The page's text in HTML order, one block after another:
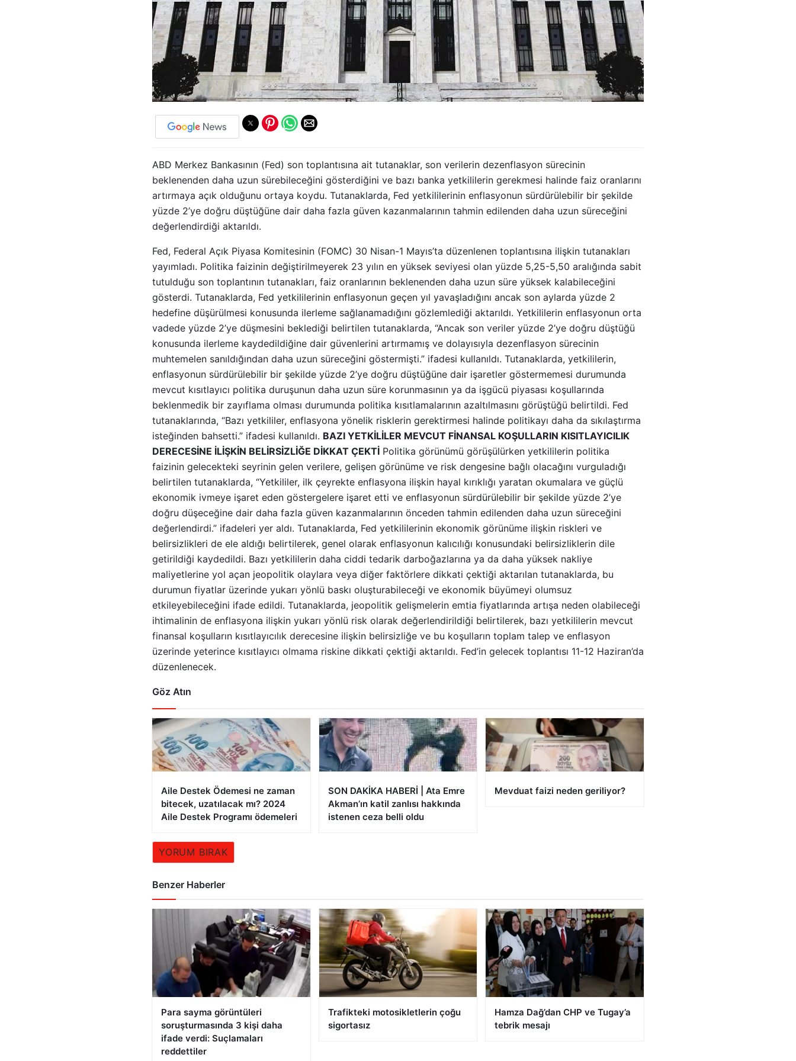
ABD Merkez Bankasının (Fed) son toplantısına ait tutanaklar, son verilerin dezenflasyon sürecinin
beklenenden daha uzun sürebileceğini gösterdiğini ve bazı banka yetkililerin gerekmesi halinde faiz oranlarını
artırmaya açık olduğunu ortaya koydu. Tutanaklarda, Fed yetkililerinin enflasyonun sürdürülebilir bir şekilde
yüzde 2’ye doğru düştüğüne dair daha fazla güven kazanmalarının tahmin edilenden daha uzun süreceğini
değerlendirdiği aktarıldı.
Fed, Federal Açık Piyasa Komitesinin (FOMC) 30 Nisan-1 Mayıs’ta düzenlenen toplantısına ilişkin tutanakları
yayımladı. Politika faizinin değiştirilmeyerek 23 yılın en yüksek seviyesi olan yüzde 5,25-5,50 aralığında sabit
tutulduğu son toplantının tutanakları, faiz oranlarının beklenenden daha uzun süre yüksek kalabileceğini
gösterdi. Tutanaklarda, Fed yetkililerinin enflasyonun geçen yıl yavaşladığını ancak son aylarda yüzde 2
hedefine düşürülmesi konusunda ilerleme sağlanamadığını gözlemlediği aktarıldı. Yetkililerin enflasyonun orta
vadede yüzde 2’ye düşmesini beklediği belirtilen tutanaklarda, “Ancak son veriler yüzde 2’ye doğru düştüğü
konusunda ilerleme kaydedildiğine dair güvenlerini artırmamış ve dolayısıyla dezenflasyon sürecinin
muhtemelen sanıldığından daha uzun süreceğini göstermişti.” ifadesi kullanıldı. Tutanaklarda, yetkililerin,
enflasyonun sürdürülebilir bir şekilde yüzde 2’ye doğru düştüğüne dair işaretler göstermemesi durumunda
mevcut kısıtlayıcı politika duruşunun daha uzun süre korunmasının ya da işgücü piyasası koşullarında
beklenmedik bir zayıflama olması durumunda politika kısıtlamalarının azaltılmasını görüştüğü belirtildi. Fed
tutanaklarında, “Bazı yetkililer, enflasyona yönelik risklerin gerektirmesi halinde politikayı daha da sıkılaştırma
isteğinden bahsetti.” ifadesi kullanıldı. BAZI YETKİLİLER MEVCUT FİNANSAL KOŞULLARIN KISITLAYICILIK
DERECESİNE İLİŞKİN BELİRSİZLİĞE DİKKAT ÇEKTİ Politika görünümü görüşülürken yetkililerin politika
faizinin gelecekteki seyrinin gelen verilere, gelişen görünüme ve risk dengesine bağlı olacağını vurguladığı
belirtilen tutanaklarda, “Yetkililer, ilk çeyrekte enflasyona ilişkin hayal kırıklığı yaratan okumalara ve güçlü
ekonomik ivmeye işaret eden göstergelere işaret etti ve enflasyonun sürdürülebilir bir şekilde yüzde 2’ye
doğru düşeceğine dair daha fazla güven kazanmalarının önceden tahmin edilenden daha uzun süreceğini
değerlendirdi.” ifadeleri yer aldı. Tutanaklarda, Fed yetkililerinin ekonomik görünüme ilişkin riskleri ve
belirsizlikleri de ele aldığı belirtilerek, genel olarak enflasyonun kalıcılığı konusundaki belirsizliklerin dile
getirildiği kaydedildi. Bazı yetkililerin daha ciddi tedarik darboğazlarına ya da daha yüksek nakliye
maliyetlerine yol açan jeopolitik olaylara veya diğer faktörlere dikkati çektiği aktarılan tutanaklarda, bu
durumun fiyatlar üzerinde yukarı yönlü baskı oluşturabileceği ve ekonomik büyümeyi olumsuz
etkileyebileceğini ifade edildi. Tutanaklarda, jeopolitik gelişmelerin emtia fiyatlarında artışa neden olabileceği
ihtimalinin de enflasyona ilişkin yukarı yönlü risk olarak değerlendirildiği belirtilerek, bazı yetkililerin mevcut
finansal koşulların kısıtlayıcılık derecesine ilişkin belirsizliğe ve bu koşulların toplam talep ve enflasyon
üzerinde yeterince kısıtlayıcı olmama riskine dikkati çektiği aktarıldı. Fed’in gelecek toplantısı 11-12 Haziran’da
düzenlenecek.
Göz Atın
Aile Destek Ödemesi ne zaman
bitecek, uzatılacak mı? 2024
Aile Destek Programı ödemeleri
SON DAKİKA HABERİ | Ata Emre
Akman’ın katil zanlısı hakkında
istenen ceza belli oldu
Mevduat faizi neden geriliyor?
YORUM BIRAK
Benzer Haberler
Para sayma görüntüleri
soruşturmasında 3 kişi daha
ifade verdi: Suçlamaları
reddettiler
Trafikteki motosikletlerin çoğu
sigortasız
Hamza Dağ’dan CHP ve Tugay’a
tebrik mesajı